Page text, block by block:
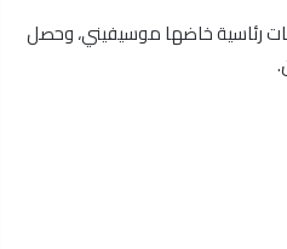
هي آخر انتخابات رئاسية خاضها موسيفيني، وحصل